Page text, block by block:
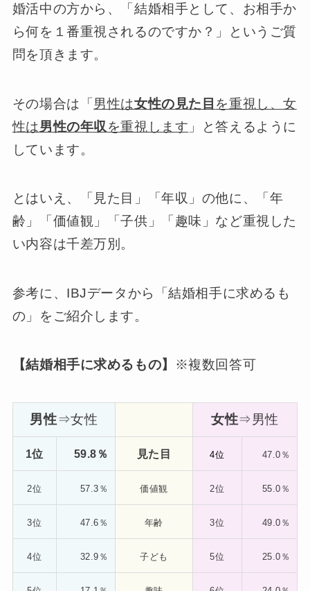
婚活中の方から、「結婚相手として、お相手か
ら何を１番重視されるのですか？」というご質
問を頂きます。
その場合は「男性は女性の見た目 を重視し、女
性は男性の年収 を重視します 」と答えるように
しています。
とはいえ、「見た目」「年収」の他に、「年
齢」「価値観」「子供」「趣味」など重視した
い内容は千差万別。
参考に、IBJデータから「結婚相手に求めるも
の」をご紹介します。
【結婚相手に求めるもの】 ※複数回答可
男性⇒女性 女性⇒男性
1位 59.8％ 見た目 4位 47.0％
2位 57.3％ 価値観 2位 55.0％
3位 47.6％ 年齢 3位 49.0％
4位 32.9％ 子ども 5位 25.0％